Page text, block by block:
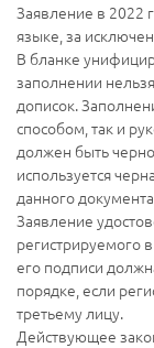
Заявление в 2022
языке, за
В бланке
заполнении
дописок.
способом, так и
должен быть
используется
данного
Заявление
регистрируемого
его подписи
порядке, если
третьему лицу.
Действующее